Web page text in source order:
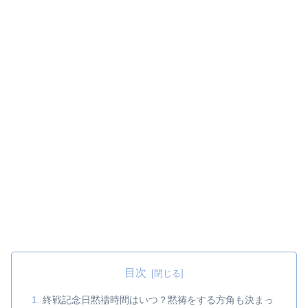
目次
終戦記念日黙禱時間はいつ？黙祷をする方角も決まっ